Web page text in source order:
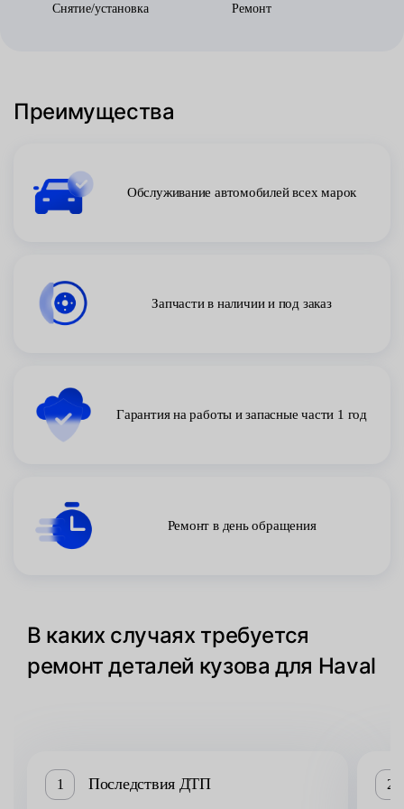
Снятие/установка Ремонт
Преимущества
Обслуживание автомобилей всех марок
Запчасти в наличии и под заказ
Гарантия на работы и запасные части 1 год
Ремонт в день обращения
В каких случаях требуется
ремонт деталей кузова для Haval
1 Последствия ДТП 2